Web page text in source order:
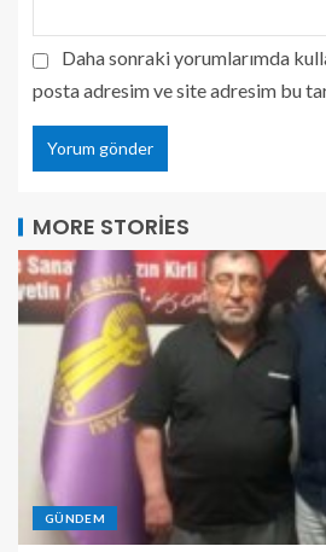
Daha sonraki yorumlarımda
posta adresim ve site adresim bu
MORE STORIES
GÜNDEM